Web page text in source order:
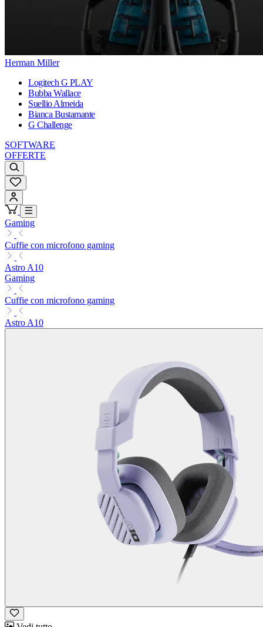
Herman Miller
Logitech G PLAY
Bubba Wallace
Suellio Almeida
Bianca Bustamante
G Challenge
SOFTWARE
OFFERTE
Gaming
Cuffie con microfono gaming
Astro A10
Gaming
Cuffie con microfono gaming
Astro A10